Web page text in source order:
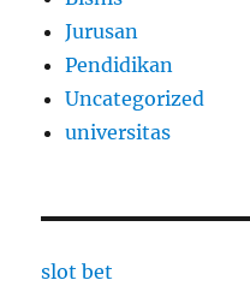
Jurusan
Pendidikan
Uncategorized
universitas
slot bet